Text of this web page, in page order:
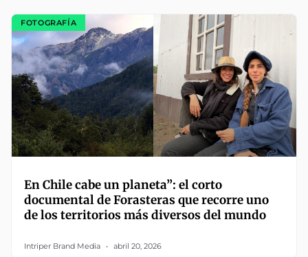
FOTOGRAFÍA
En Chile cabe un planeta”: el corto
documental de Forasteras que recorre uno
de los territorios más diversos del mundo
Intriper Brand Media abril 20, 2026